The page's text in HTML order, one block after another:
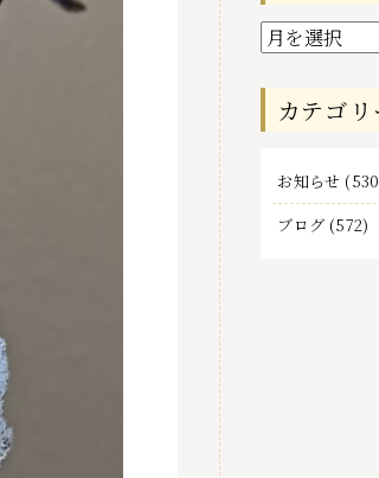
過
去
記
事カテゴリ
お知らせ
ブログ (572)